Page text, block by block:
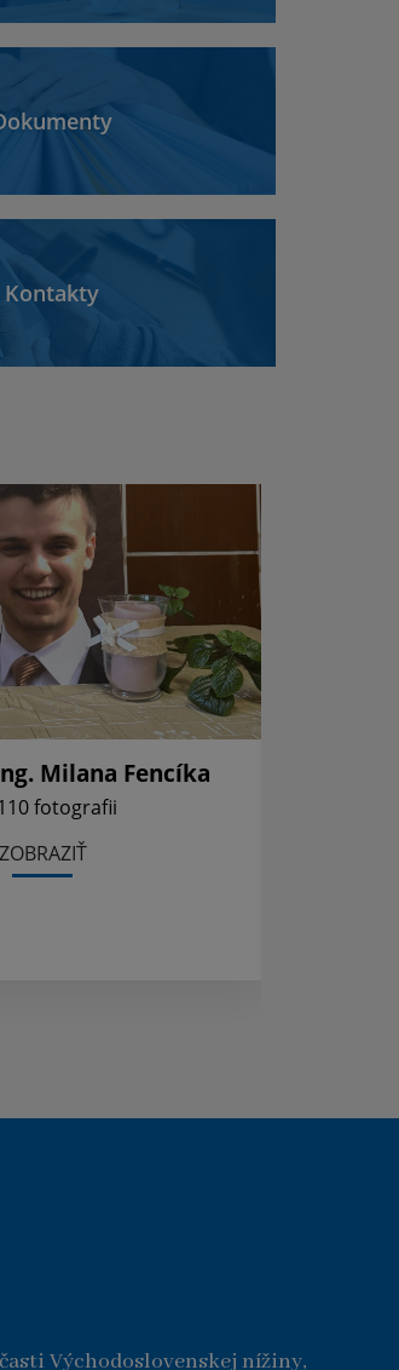
Kontakty
Milana Fencíka
fotografii
ZOBRAZIŤ
Východoslovenskej nížiny,